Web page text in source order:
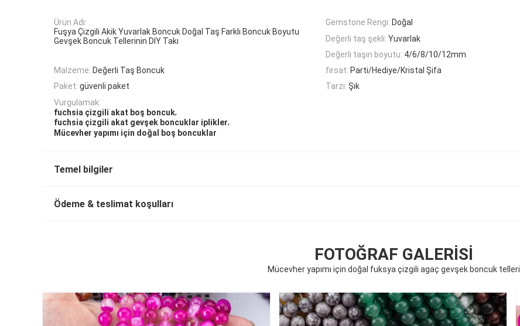
Ürün Adı:
Fuşya Çizgili Akik Yuvarlak Boncuk Doğal Taş Farklı Boncuk Boyutu
Gevşek Boncuk Tellerinin DIY Takı
Gemstone Rengi: Doğal
Değerli taş şekli: Yuvarlak
Değerli taşın boyutu: 4/6/8/10/12mm
Malzeme: Değerli Taş Boncuk fırsat: Parti/Hediye/Kristal Şifa
Paket: güvenli paket Tarzı: Şık
Vurgulamak:
fuchsia çizgili akat boş boncuk,
fuchsia çizgili akat gevşek boncuklar iplikler,
Mücevher yapımı için doğal boş boncuklar
Temel bilgiler
Ödeme & teslimat koşulları
FOTOĞRAF GALERISI
Mücevher yapımı için doğal fuksya çizgili agaç gevşek boncuk telleri